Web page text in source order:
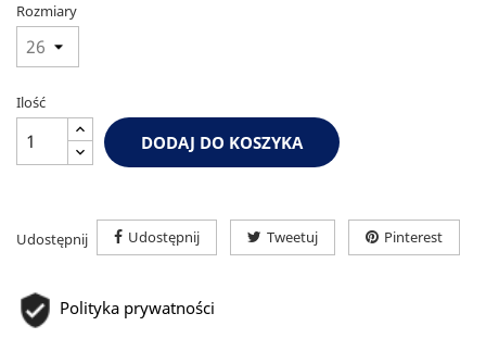
Rozmiary
Ilość
DODAJ DO KOSZYKA
Udostępnij Udostępnij Tweetuj Pinterest
Polityka prywatności